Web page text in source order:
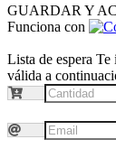
GUARDAR Y
Funciona con
Lista de espera Te
válida a